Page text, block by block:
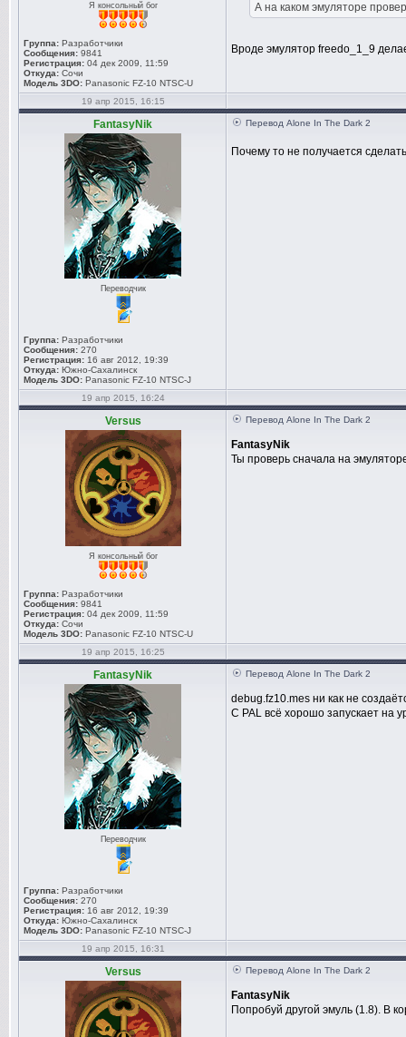
Я консольный бог
Группа: Разработчики
Сообщения: 9841
Регистрация: 04 дек 2009, 11:59
Откуда: Сочи
Модель 3DO: Panasonic FZ-10 NTSC-U
А на каком эмуляторе
Вроде эмулятор freedo_1_9
19 апр 2015, 16:15
FantasyNik
Переводчик
Группа: Разработчики
Сообщения: 270
Регистрация: 16 авг 2012, 19:39
Откуда: Южно-Сахалинск
Модель 3DO: Panasonic FZ-10 NTSC-J
Перевод Alone In The Dark 2
Почему то не получается
19 апр 2015, 16:24
Versus
Я консольный бог
Группа: Разработчики
Сообщения: 9841
Регистрация: 04 дек 2009, 11:59
Откуда: Сочи
Модель 3DO: Panasonic FZ-10 NTSC-U
Перевод Alone In The Dark 2
FantasyNik
Ты проверь сначала на
19 апр 2015, 16:25
FantasyNik
Переводчик
Группа: Разработчики
Сообщения: 270
Регистрация: 16 авг 2012, 19:39
Откуда: Южно-Сахалинск
Модель 3DO: Panasonic FZ-10 NTSC-J
Перевод Alone In The Dark 2
debug.fz10.mes ни как не
С PAL всё хорошо запускает на
19 апр 2015, 16:31
Versus Перевод Alone In The Dark 2
FantasyNik
Попробуй другой эмуль (1.8). В